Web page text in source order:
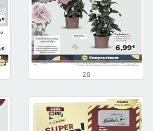
26